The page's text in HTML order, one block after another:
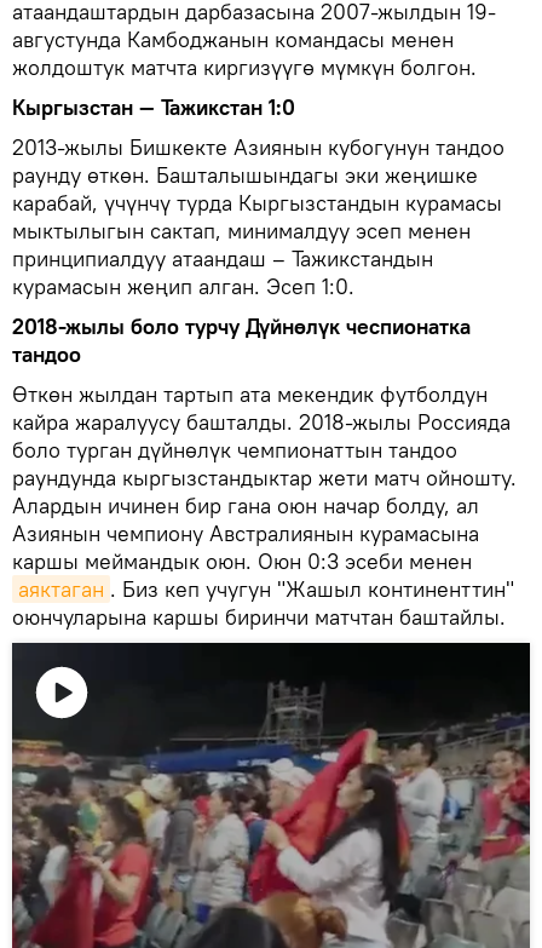
атаандаштардын дарбазасына 2007-жылдын 19-
августунда Камбоджанын командасы менен
жолдоштук матчта киргизүүгө мүмкүн болгон.
Кыргызстан — Тажикстан 1:0
2013-жылы Бишкекте Азиянын кубогунун тандоо
раунду өткөн. Башталышындагы эки жеңишке
карабай, үчүнчү турда Кыргызстандын курамасы
мыктылыгын сактап, минималдуу эсеп менен
принципиалдуу атаандаш – Тажикстандын
курамасын жеңип алган. Эсеп 1:0.
2018-жылы боло турчу Дүйнөлүк чеспионатка
тандоо
Өткөн жылдан тартып ата мекендик футболдун
кайра жаралуусу башталды. 2018-жылы Россияда
боло турган дүйнөлүк чемпионаттын тандоо
раундунда кыргызстандыктар жети матч ойношту.
Алардын ичинен бир гана оюн начар болду, ал
Азиянын чемпиону Австралиянын курамасына
каршы меймандык оюн. Оюн 0:3 эсеби менен
аяктаган . Биз кеп учугун "Жашыл континенттин"
оюнчуларына каршы биринчи матчтан баштайлы.
Видеону
көрсөтүү